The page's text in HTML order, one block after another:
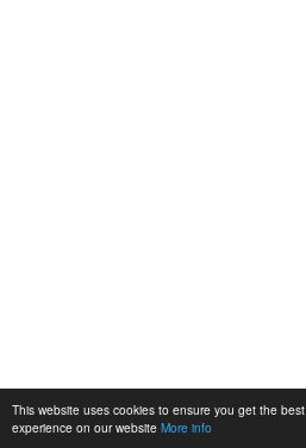
This website uses cookies to ensure you get the best
experience on our website More info